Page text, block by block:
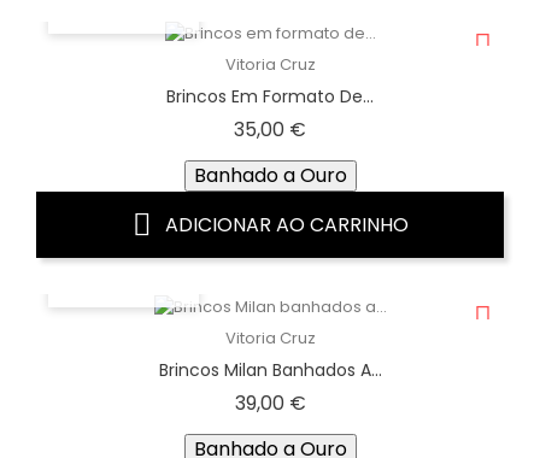
Vitoria Cruz
Brincos Em Formato De...
35,00 €
Banhado a Ouro
ADICIONAR AO CARRINHO
Vitoria Cruz
Brincos Milan Banhados A...
39,00 €Preço
Banhado a Ouro